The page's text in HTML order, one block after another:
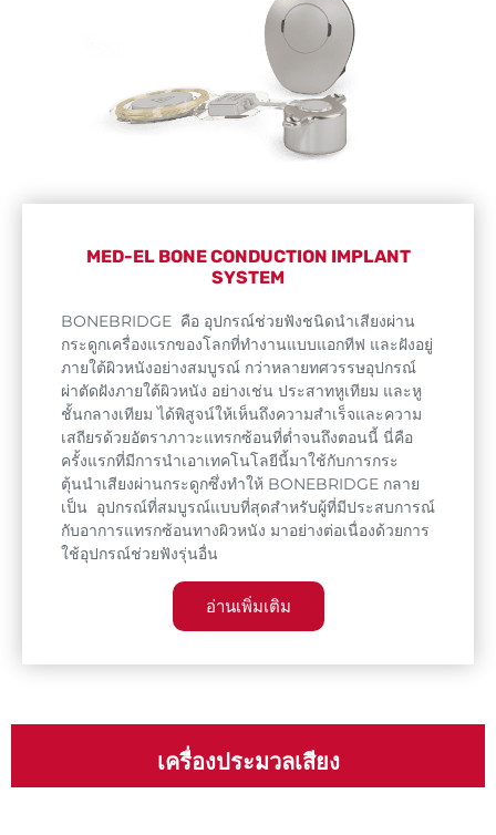
MED-EL BONE CONDUCTION IMPLANT
SYSTEM​
BONEBRIDGE คือ อุปกรณ์ช่วยฟังชนิดนําเสียงผ่าน
กระดูกเครื่องแรกของโลกที่ทํางานแบบแอกทีฟ และฝังอยู่
ภายใต้ผิวหนังอย่างสมบูรณ์ กว่าหลายทศวรรษอุปกรณ์
ผ่าตัดฝังภายใต้ผิวหนัง อย่างเช่น ประสาทหูเทียม และหู
ชั้นกลางเทียม ได้พิสูจน์ให้เห็นถึงความสําเร็จและความ
เสถียรด้วยอัตราภาวะแทรกซ้อนที่ตํ่าจนถึงตอนนี้ นี่คือ
ครั้งแรกที่มีการนําเอาเทคโนโลยีนี้มาใช้กับการกระ
ตุ้นนําเสียงผ่านกระดูกซึ่งทําให้ BONEBRIDGE กลาย
เป็น อุปกรณ์ที่สมบูรณ์แบบที่สุดสําหรับผู้ที่มีประสบการณ์
กับอาการแทรกซ้อนทางผิวหนัง มาอย่างต่อเนื่องด้วยการ
ใช้อุปกรณ์ช่วยฟังรุ่นอื่น
อ่านเพิ่มเติม
เครื่องประมวลเสียง